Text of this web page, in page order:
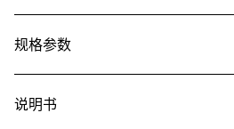
规格参数
说明书